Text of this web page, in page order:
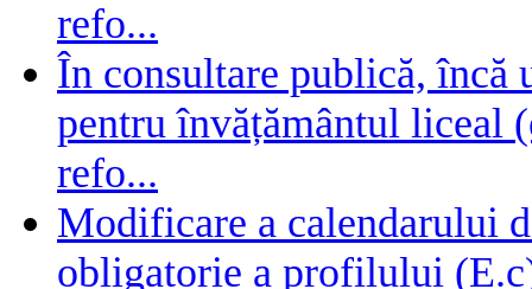
refo...
În consultare publică, încă
pentru învățământul liceal
refo...
Modificare a calendarului
obligatorie a profilului